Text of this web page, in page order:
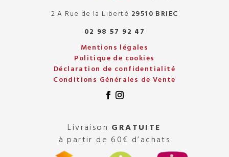
2 A Rue de la Liberté 29510 BRIEC
02 98 57 92 47
Mentions légales
Politique de cookies
Déclaration de confidentialité
Conditions Générales de Vente
Livraison GRATUITE
à partir de 60€ d’achats